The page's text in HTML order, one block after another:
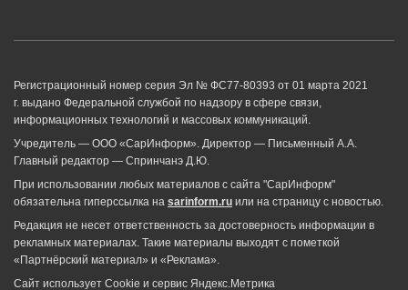
Регистрационный номер серия Эл № ФС77-80393 от 01 марта 2021
г. выдано Федеральной службой по надзору в сфере связи,
информационных технологий и массовых коммуникаций.
Учредитель — ООО «СарИнформ». Директор — Письменный А.А.
Главный редактор — Спринчанэ Д.Ю.
При использовании любых материалов с сайта "СарИнформ"
обязательна гиперссылка на sarinform.ru или на страницу с новостью.
Редакция не несет ответственность за достоверность информации в
рекламных материалах. Такие материалы выходят с пометкой
«Партнёрский материал» и «Реклама».
Сайт использует Cookie и сервиc Яндекс.Метрика